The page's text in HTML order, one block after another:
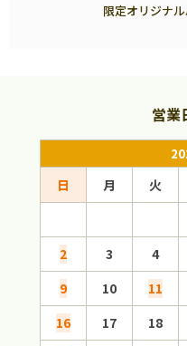
限定オリジナ
営業
日 月 火
2
3 4
9
10 11
16
17 18